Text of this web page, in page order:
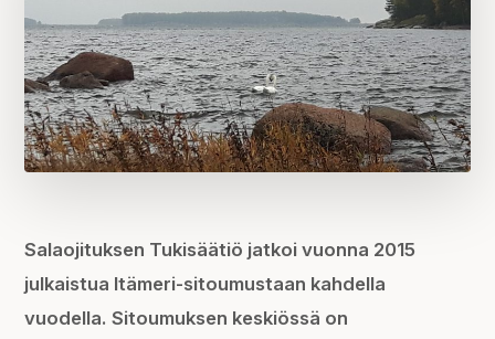
Salaojituksen Tukisäätiö jatkoi vuonna 2015
julkaistua Itämeri-sitoumustaan kahdella
vuodella. Sitoumuksen keskiössä on